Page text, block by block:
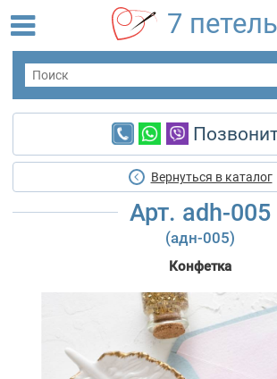
7 петель
Вернуться в каталог
Арт. adh-005
(адн-005)
Конфетка